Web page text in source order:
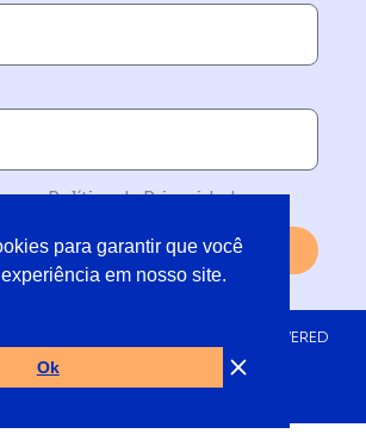
para garantir que você
em nosso site.
Ok
a Política de Privacidade
Enviar
OS DIREITOS RESERVADOS | POWERED